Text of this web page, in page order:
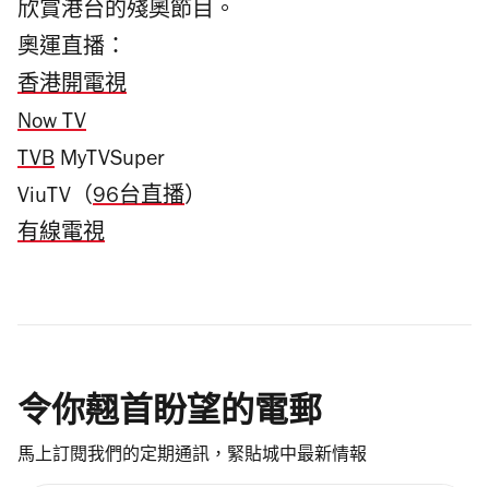
欣賞港台的殘奧節目。
奧運直播：
香港開電視
Now TV
TVB MyTVSuper
ViuTV（96台直播）
有線電視
令你翹首盼望的電郵
馬上訂閱我們的定期通訊，緊貼城中最新情報